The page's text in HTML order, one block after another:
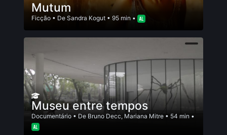
Mutum
Ficção • De Sandra Kogut • 95 min •
Museu entre tempos
Documentário • De Bruno Decc, Mariana Mitre • 54 min •